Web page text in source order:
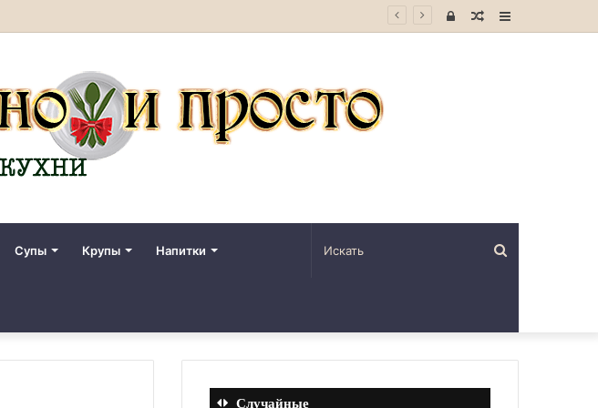
Sidebar
Случайная
Войти
Супы Крупы Напитки
Случайные